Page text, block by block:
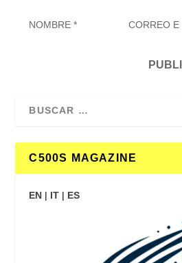
C500S MAGAZINE
EN | IT | ES